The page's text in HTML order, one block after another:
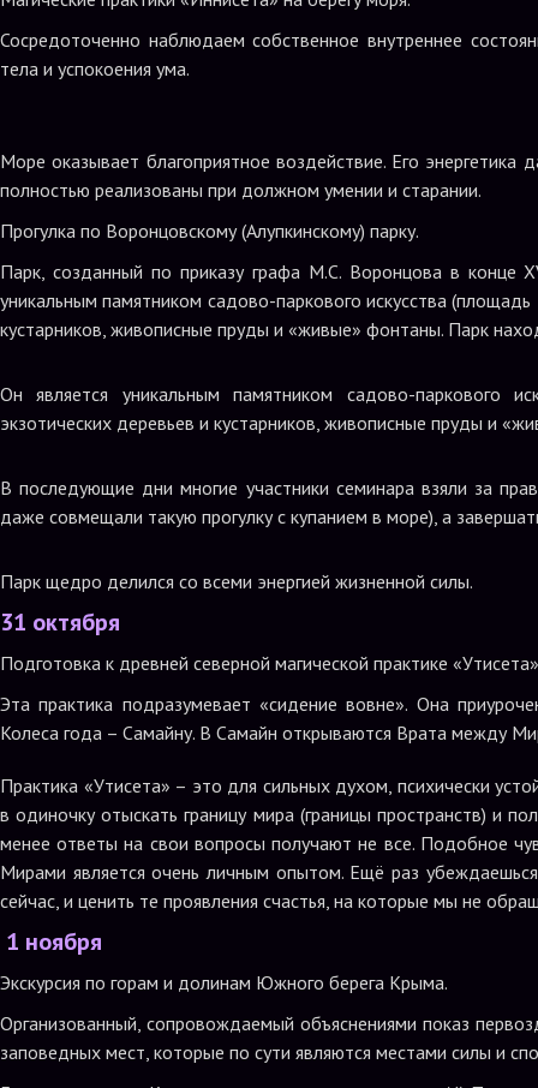
Сосредоточенно наблюдаем собственное внутреннее
тела и успокоения ума.
Море оказывает благоприятное воздействие. Его
полностью реализованы при должном умении и старании.
Прогулка по Воронцовскому (Алупкинскому) парку.
Парк, созданный по приказу графа М.С. Воронцова в конце
уникальным памятником садово-паркового искусства
кустарников, живописные пруды и «живые» фонтаны. Парк
Он является уникальным памятником садово-
экзотических деревьев и кустарников, живописные пруды и
В последующие дни многие участники семинара взяли за
даже совмещали такую прогулку с купанием в море), а
Парк щедро делился со всеми энергией жизненной силы.
31 октября
Подготовка к древней северной магической практике
Эта практика подразумевает «сидение вовне». Она
Колеса года – Самайну. В Самайн открываются Врата между
Практика «Утисета» – это для сильных духом, психически
в одиночку отыскать границу мира (границы пространств) и
менее ответы на свои вопросы получают не все. Подобное
Мирами является очень личным опытом. Ещё раз
сейчас, и ценить те проявления счастья, на которые мы не
1 ноября
Экскурсия по горам и долинам Южного берега Крыма.
Организованный, сопровождаемый объяснениями показ
заповедных мест, которые по сути являются местами силы и